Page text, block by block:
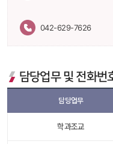
042-629-7626
담당업무 및 전화번
담당업무
학과조교